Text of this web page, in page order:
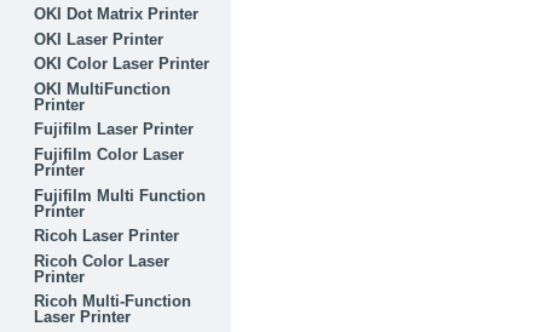
OKI Dot Matrix Printer
OKI Laser Printer
OKI Color Laser Printer
OKI MultiFunction
Printer
Fujifilm Laser Printer
Fujifilm Color Laser
Printer
Fujifilm Multi Function
Printer
Ricoh Laser Printer
Ricoh Color Laser
Printer
Ricoh Multi-Function
Laser Printer